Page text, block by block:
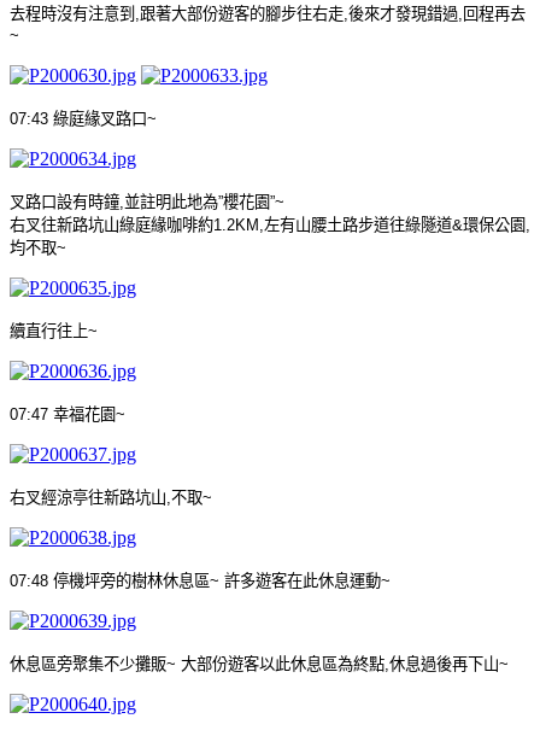
去程時沒有注意到 跟著大部份遊客的腳步往右走 後來才發現錯過 回程再去
~
07:43 綠庭緣叉路口~
叉路口設有時鐘 並註明此地為”櫻花園”~
右叉往新路坑山綠庭緣咖啡約1.2KM, 左有山腰土路步道往綠隧道&環保公園
均不取~
續直行往上~
07:47 幸福花園~
右叉經涼亭往新路坑山 不取~
07:48 停機坪旁的樹林休息區~ 許多遊客在此休息運動~
休息區旁聚集不少攤販~ 大部份遊客以此休息區為終點 休息過後再下山~